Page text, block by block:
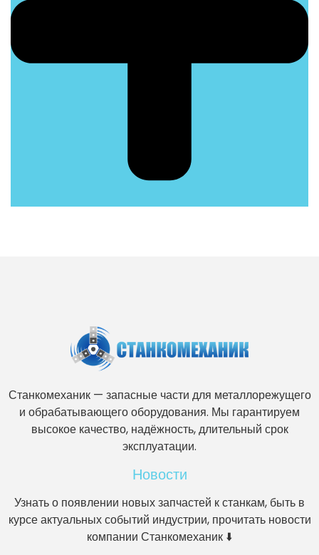
Станкомеханик — запасные части для металлорежущего
и обрабатывающего оборудования. Мы гарантируем
высокое качество, надёжность, длительный срок
эксплуатации.
Новости
Узнать о появлении новых запчастей к станкам, быть в
курсе актуальных событий индустрии, прочитать новости
компании Станкомеханик ⬇️